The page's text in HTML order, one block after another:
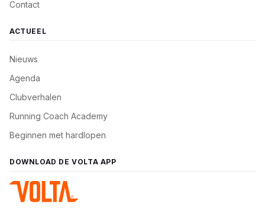
Contact
ACTUEEL
Nieuws
Agenda
Clubverhalen
Running Coach Academy
Beginnen met hardlopen
DOWNLOAD DE VOLTA APP